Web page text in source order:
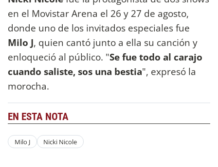
en el Movistar Arena el 26 y 27 de agosto,
donde uno de los invitados especiales fue
Milo J, quien cantó junto a ella su canción y
enloqueció al público. "Se fue todo al carajo
cuando saliste, sos una bestia", expresó la
morocha.
EN ESTA NOTA
Milo J Nicki Nicole